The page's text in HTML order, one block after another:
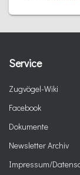
Service
Zugvögel-Wiki
Facebook
Dokumente
Newsletter Archiv
Impressum/